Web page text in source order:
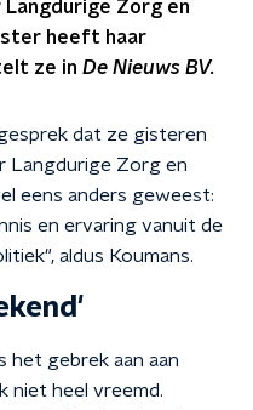
Zorg en
heeft haar
ze in De Nieuws BV.
dat ze gisteren
Langdurige Zorg en
eens anders geweest:
en ervaring vanuit de
aldus Koumans.
het gebrek aan aan
niet heel vreemd.